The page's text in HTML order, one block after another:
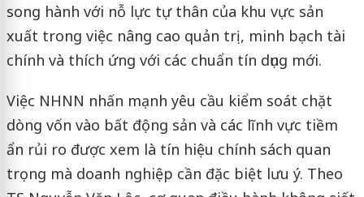
song hành với nỗ lực tự thân của khu vực sản
xuất trong việc nâng cao quản trị, minh bạch tài
chính và thích ứng với các chuẩn tín dụng mới.
Việc NHNN nhấn mạnh yêu cầu kiểm soát chặt
dòng vốn vào bất động sản và các lĩnh vực tiềm
ẩn rủi ro được xem là tín hiệu chính sách quan
trọng mà doanh nghiệp cần đặc biệt lưu ý. Theo